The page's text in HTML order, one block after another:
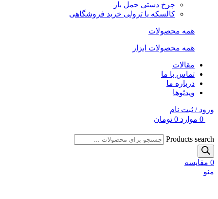
چرخ دستی حمل بار
کالسکه یا ترولی خرید فروشگاهی
همه محصولات
همه محصولات ابزار
مقالات
تماس با ما
درباره ما
ویدئوها
ورود / ثبت نام
0 موارد 0 تومان
Products search
0 مقایسه
منو